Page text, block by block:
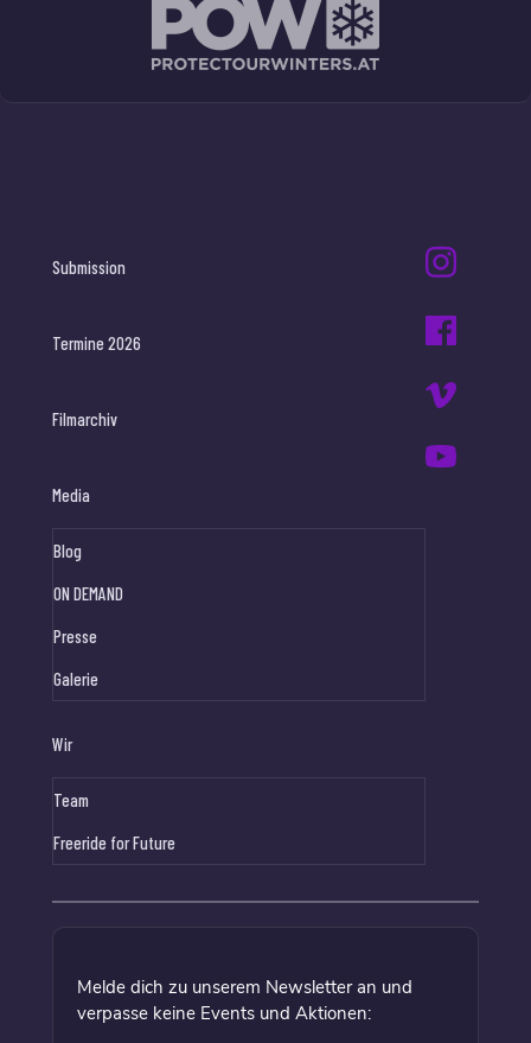
Submission
Termine 2026
Filmarchiv
Media
Blog
ON DEMAND
Presse
Galerie
Wir
Team
Freeride for Future
Melde dich zu unserem Newsletter an und
verpasse keine Events und Aktionen: